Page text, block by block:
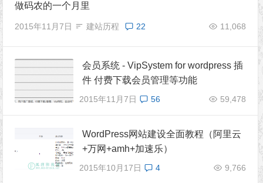
做码农的一个月里
2015年11月7日 建站历程 11,068
22
会员系统 - VipSystem for wordpress 插
件 付费下载会员管理等功能
2015年11月7日 59,478
56
WordPress网站建设全面教程（阿里云
+万网+amh+加速乐）
2015年10月17日 9,766
4